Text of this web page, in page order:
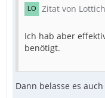
Zitat von Lottich
Ich hab aber
benötigt.
Dann belasse es